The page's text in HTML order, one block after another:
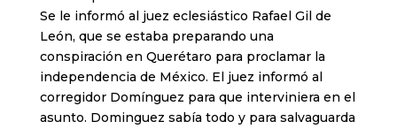
Se le informó al juez eclesiástico Rafael Gil de
León, que se estaba preparando una
conspiración en Querétaro para proclamar la
independencia de México. El juez informó al
corregidor Domínguez para que interviniera en el
asunto. Dominguez sabía todo y para salvaguarda